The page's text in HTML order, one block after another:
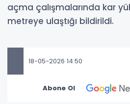
açma çalışmalarında kar
metreye ulaştığı bildirildi.
18-05-2026 14:50
Abone Ol